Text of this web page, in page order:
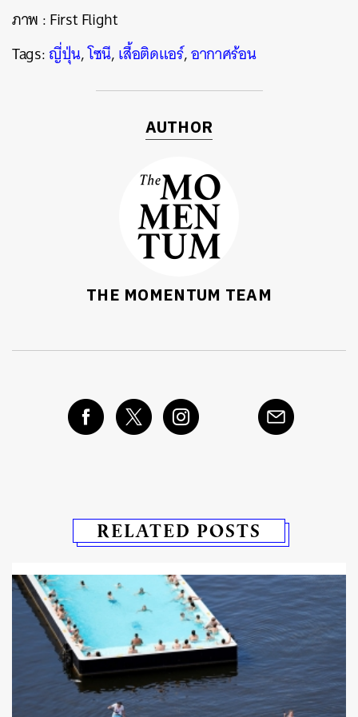
ภาพ : First Flight
Tags:ญี่ปุ่น,โซนี,เสื้อติดแอร์,อากาศร้อน
AUTHOR
THE MOMENTUM TEAM
RELATED POSTS